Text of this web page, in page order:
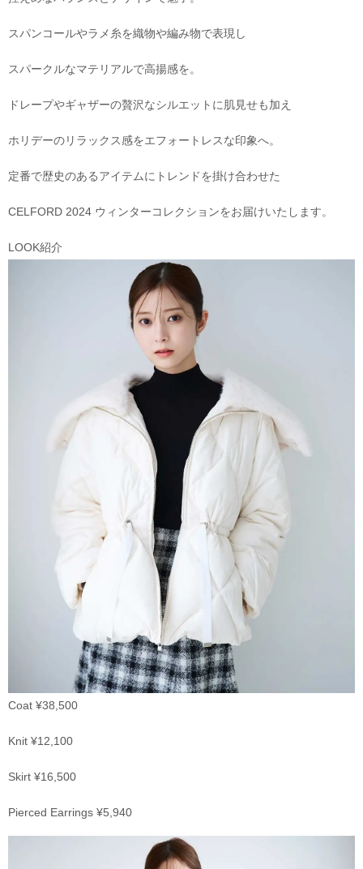
スパンコールやラメ糸を織物や編み物で表現し
スパークルなマテリアルで高揚感を。
ドレープやギャザーの贅沢なシルエットに肌見せも加え
ホリデーのリラックス感をエフォートレスな印象へ。
定番で歴史のあるアイテムにトレンドを掛け合わせた
CELFORD 2024 ウィンターコレクションをお届けいたします。
LOOK紹介
Coat ¥38,500
Knit ¥12,100
Skirt ¥16,500
Pierced Earrings ¥5,940